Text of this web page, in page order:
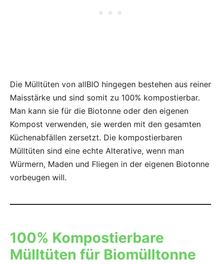
Die Mülltüten von allBIO hingegen bestehen aus reiner
Maisstärke und sind somit zu 100% kompostierbar.
Man kann sie für die Biotonne oder den eigenen
Kompost verwenden, sie werden mit den gesamten
Küchenabfällen zersetzt. Die kompostierbaren
Mülltüten sind eine echte Alterative, wenn man
Würmern, Maden und Fliegen in der eigenen Biotonne
vorbeugen will.
100% Kompostierbare
Mülltüten für Biomülltonne